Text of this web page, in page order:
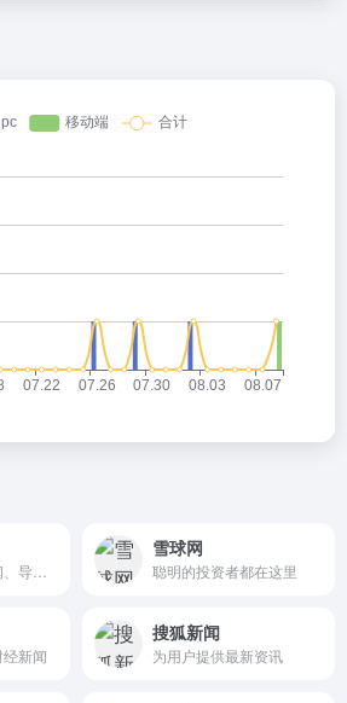
雪球网
聪明的投资者都在这里
新闻
搜狐新闻
为用户提供最新资讯